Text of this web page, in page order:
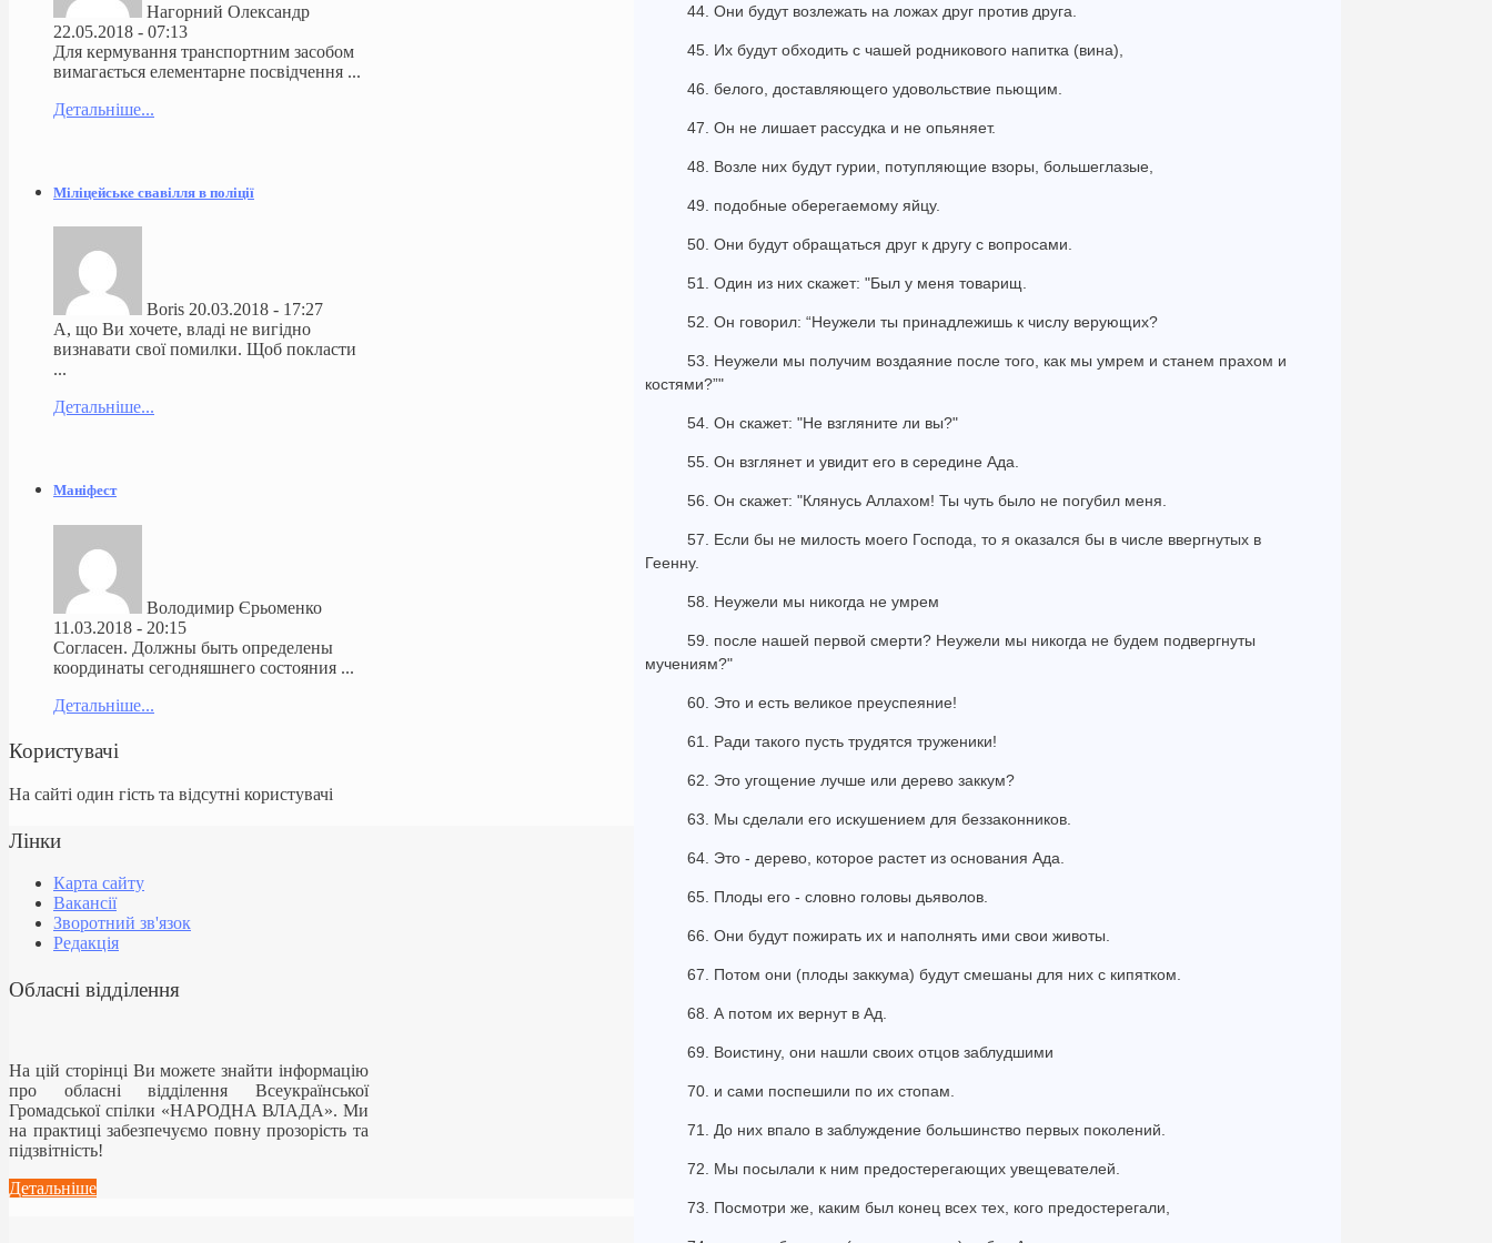
44. Они будут возлежать на ложах друг против друга.
45. Их будут обходить с чашей родникового напитка (вина),
46. белого, доставляющего удовольствие пьющим.
47. Он не лишает рассудка и не опьяняет.
48. Возле них будут гурии, потупляющие взоры, большеглазые,
49. подобные оберегаемому яйцу.
50. Они будут обращаться друг к другу с вопросами.
51. Один из них скажет: "Был у меня товарищ.
52. Он говорил: “Неужели ты принадлежишь к числу верующих?
53. Неужели мы получим воздаяние после того, как мы умрем и станем прахом и
костями?”"
54. Он скажет: "Не взгляните ли вы?"
55. Он взглянет и увидит его в середине Ада.
56. Он скажет: "Клянусь Аллахом! Ты чуть было не погубил меня.
57. Если бы не милость моего Господа, то я оказался бы в числе ввергнутых в
Геенну.
58. Неужели мы никогда не умрем
59. после нашей первой смерти? Неужели мы никогда не будем подвергнуты
мучениям?"
60. Это и есть великое преуспеяние!
61. Ради такого пусть трудятся труженики!
62. Это угощение лучше или дерево заккум?
63. Мы сделали его искушением для беззаконников.
64. Это - дерево, которое растет из основания Ада.
65. Плоды его - словно головы дьяволов.
66. Они будут пожирать их и наполнять ими свои животы.
67. Потом они (плоды заккума) будут смешаны для них с кипятком.
68. А потом их вернут в Ад.
69. Воистину, они нашли своих отцов заблудшими
70. и сами поспешили по их стопам.
71. До них впало в заблуждение большинство первых поколений.
72. Мы посылали к ним предостерегающих увещевателей.
73. Посмотри же, каким был конец всех тех, кого предостерегали,
Нагорний Олександр
22.05.2018 - 07:13
Для кермування транспортним засобом
вимагається елементарне посвідчення ...
Детальніше...
Міліцейське свавілля в поліції
Boris 20.03.2018 - 17:27
А, що Ви хочете, владі не вигідно
визнавати свої помилки. Щоб покласти
...
Детальніше...
Маніфест
Володимир Єрьоменко
11.03.2018 - 20:15
Согласен. Должны быть определены
координаты сегодняшнего состояния ...
Детальніше...
Користувачі
На сайті один гість та відсутні користувачі
Лінки
Карта сайту
Вакансії
Зворотний зв'язок
Редакція
Обласні відділення
На цій сторінці Ви можете знайти інформацію
про обласні відділення Всеукраїнської
Громадської спілки «НАРОДНА ВЛАДА». Ми
на практиці забезпечуємо повну прозорість та
підзвітність!
Детальніше